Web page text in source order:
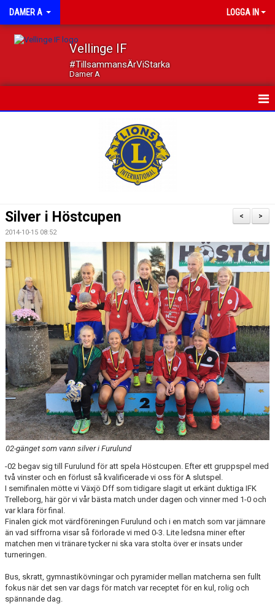
DAMER A LOGGA IN
Vellinge IF
#TillsammansÄrViStarka
Damer A
TRUPPEN
DOKUMENT
KONTAKT
>
<
Silver i Höstcupen
2014-10-15 08:52
02-gänget som vann silver i Furulund
-02 begav sig till Furulund för att spela Höstcupen. Efter ett gruppspel med
två vinster och en förlust så kvalificerade vi oss för A slutspel.
I semifinalen mötte vi Växjö Dff som tidigare slagit ut erkänt duktiga IFK
Trelleborg, här gör vi vår bästa match under dagen och vinner med 1-0 och
var klara för final.
Finalen gick mot värdföreningen Furulund och i en match som var jämnare
än vad siffrorna visar så förlorade vi med 0-3. Lite ledsna miner efter
matchen men vi tränare tycker ni ska vara stolta över er insats under
turneringen.
Bus, skratt, gymnastikövningar och pyramider mellan matcherna sen fullt
fokus när det sen var dags för match var receptet för en kul, rolig och
spännande dag.